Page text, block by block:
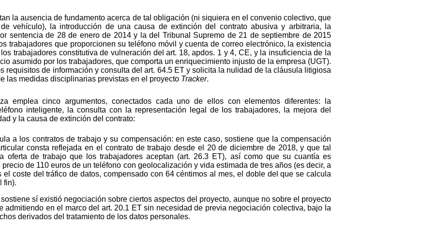
la ausencia de fundamento acerca de tal obligación (ni siquiera en el convenio colectivo, que
vehículo), la introducción de una causa de extinción del contrato abusiva y arbitraria, la
sentencia de 28 de enero de 2014 y la del Tribunal Supremo de 21 de septiembre de 2015
trabajadores que proporcionen su teléfono móvil y cuenta de correo electrónico, la existencia
trabajadores constitutiva de vulneración del art. 18, apdos. 1 y 4, CE, y la insuficiencia de la
asumido por los trabajadores, que comporta un enriquecimiento injusto de la empresa (UGT).
requisitos de información y consulta del art. 64.5 ET y solicita la nulidad de la cláusula litigiosa
las medidas disciplinarias previstas en el proyecto Tracker.
emplea cinco argumentos, conectados cada uno de ellos con elementos diferentes: la
inteligente, la consulta con la representación legal de los trabajadores, la mejora del
y la causa de extinción del contrato:
a los contratos de trabajo y su compensación: en este caso, sostiene que la compensación
consta reflejada en el contrato de trabajo desde el 20 de diciembre de 2018, y que tal
oferta de trabajo que los trabajadores aceptan (art. 26.3 ET), así como que su cuantía es
de 110 euros de un teléfono con geolocalización y vida estimada de tres años (es decir, a
el coste del tráfico de datos, compensado con 64 céntimos al mes, el doble del que se calcula
fin).
sí existió negociación sobre ciertos aspectos del proyecto, aunque no sobre el proyecto
admitiendo en el marco del art. 20.1 ET sin necesidad de previa negociación colectiva, bajo la
derivados del tratamiento de los datos personales.